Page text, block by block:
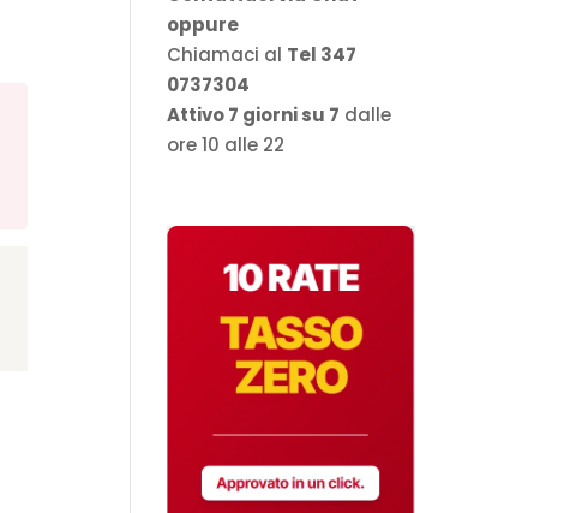
oppure
Chiamaci al Tel 347
0737304
Attivo 7 giorni su 7 dalle
ore 10 alle 22